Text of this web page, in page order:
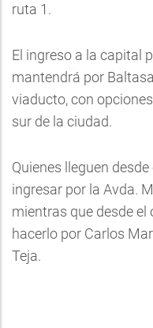
ruta 1.
El ingreso a la capital
mantendrá por
viaducto, con
sur de la ciudad.
Quienes lleguen
ingresar por la Avda.
mientras que desde el
hacerlo por Carlos
Teja.